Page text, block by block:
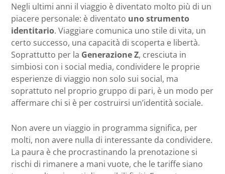
Negli ultimi anni il viaggio è diventato molto più di un
piacere personale: è diventato uno strumento
identitario. Viaggiare comunica uno stile di vita, un
certo successo, una capacità di scoperta e libertà.
Soprattutto per la Generazione Z, cresciuta in
simbiosi con i social media, condividere le proprie
esperienze di viaggio non solo sui social, ma
soprattuto nel proprio gruppo di pari, è un modo per
affermare chi si è per costruirsi un’identità sociale.
Non avere un viaggio in programma significa, per
molti, non avere nulla di interessante da condividere.
La paura è che procrastinando la prenotazione si
rischi di rimanere a mani vuote, che le tariffe siano